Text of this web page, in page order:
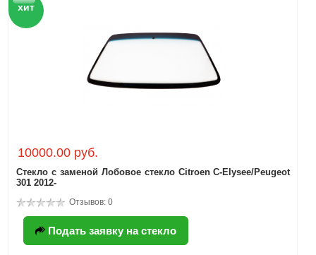
хит
10000.00 руб.
Стекло с заменой Лобовое стекло Citroen C-Elysee/Peugeot
301 2012-
Отзывов: 0
Подать заявку на стекло